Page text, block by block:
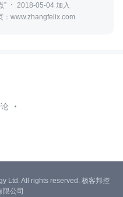
”
2018-05-04 加入
：www.zhangfelix.com
Ltd. All rights reserved. 极客邦控
限公司